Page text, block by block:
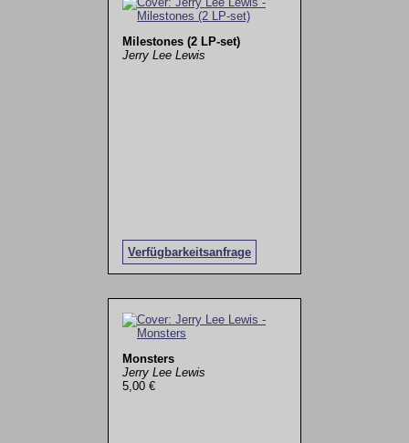
Milestones (2 LP-set)
Jerry Lee Lewis
Verfügbarkeitsanfrage
Monsters
Jerry Lee Lewis
5,00 €